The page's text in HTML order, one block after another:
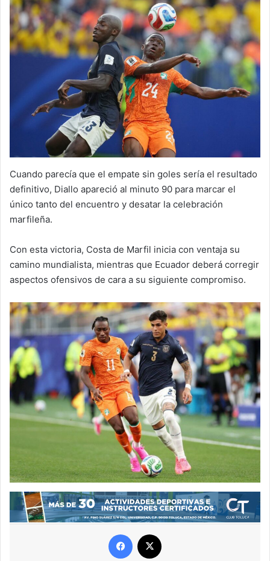
Cuando parecía que el empate sin goles sería el resultado
definitivo, Diallo apareció al minuto 90 para marcar el
único tanto del encuentro y desatar la celebración
marfileña.
Con esta victoria, Costa de Marfil inicia con ventaja su
camino mundialista, mientras que Ecuador deberá corregir
aspectos ofensivos de cara a su siguiente compromiso.
Facebook